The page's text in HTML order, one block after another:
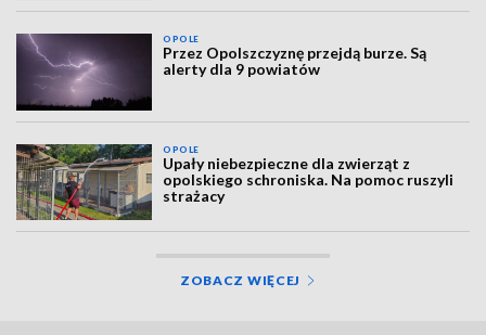
OPOLE
Przez Opolszczyznę przejdą burze. Są
alerty dla 9 powiatów
OPOLE
Upały niebezpieczne dla zwierząt z
opolskiego schroniska. Na pomoc ruszyli
strażacy
ZOBACZ WIĘCEJ